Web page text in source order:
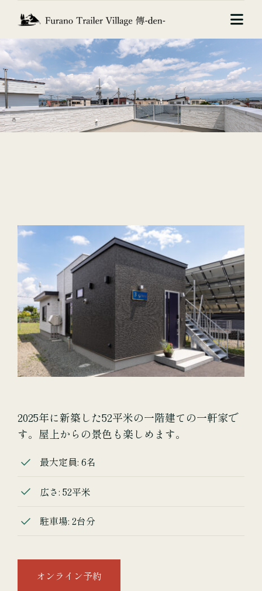
content
ホーム
Fantasia
Nostalgia
2025年に新築した52平米の一階建ての一軒家で
す。屋上からの景色も楽しめます。
最大定員: 6名
広さ: 52平米
駐車場: 2台分
オンライン予約